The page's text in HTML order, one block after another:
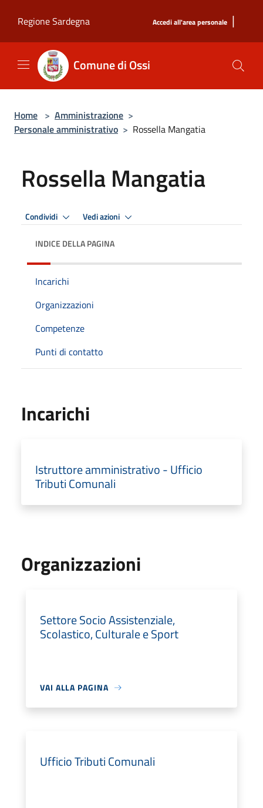
Regione Sardegna
Accedi all'area personale |
Comune di Ossi
Home > Amministrazione >
Personale amministrativo > Rossella Mangatia
Rossella Mangatia
Condividi Vedi azioni
INDICE DELLA PAGINA
Incarichi
Organizzazioni
Competenze
Punti di contatto
Incarichi
Istruttore amministrativo - Ufficio
Tributi Comunali
Organizzazioni
Settore Socio Assistenziale,
Scolastico, Culturale e Sport
VAI ALLA PAGINA
Ufficio Tributi Comunali